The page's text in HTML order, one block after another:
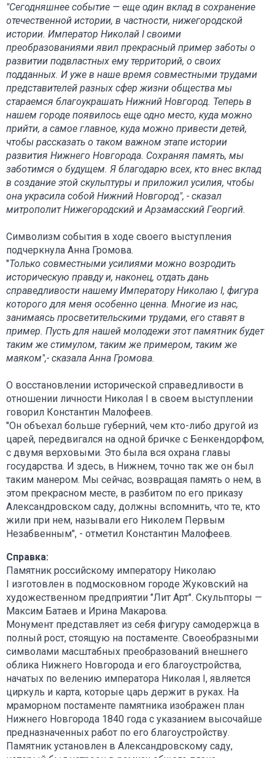
"Сегодняшнее событие — еще один вклад в сохранение
отечественной истории, в частности, нижегородской
истории. Император Николай I своими
преобразованиями явил прекрасный пример заботы о
развитии подвластных ему территорий, о своих
подданных. И уже в наше время совместными трудами
представителей разных сфер жизни общества мы
стараемся благоукрашать Нижний Новгород. Теперь в
нашем городе появилось еще одно место, куда можно
прийти, а самое главное, куда можно привести детей,
чтобы рассказать о таком важном этапе истории
развития Нижнего Новгорода. Сохраняя память, мы
заботимся о будущем. Я благодарю всех, кто внес вклад
в создание этой скульптуры и приложил усилия, чтобы
она украсила собой Нижний Новгород", - сказал
митрополит Нижегородский и Арзамасский Георгий.
Символизм события в ходе своего выступления
подчеркнула Анна Громова.
"Только совместными усилиями можно возродить
историческую правду и, наконец, отдать дань
справедливости нашему Императору Николаю I, фигура
которого для меня особенно ценна. Многие из нас,
занимаясь просветительскими трудами, его ставят в
пример. Пусть для нашей молодежи этот памятник будет
таким же стимулом, таким же примером, таким же
маяком",- сказала Анна Громова.
О восстановлении исторической справедливости в
отношении личности Николая I в своем выступлении
говорил Константин Малофеев.
"Он объехал больше губерний, чем кто-либо другой из
царей, передвигался на одной бричке с Бенкендорфом,
с двумя верховыми. Это была вся охрана главы
государства. И здесь, в Нижнем, точно так же он был
таким манером. Мы сейчас, возвращая память о нем, в
этом прекрасном месте, в разбитом по его приказу
Александровском саду, должны вспомнить, что те, кто
жили при нем, называли его Николем Первым
Незабвенным", - отметил Константин Малофеев.
Справка:
Памятник российскому императору Николаю
I изготовлен в подмосковном городе Жуковский на
художественном предприятии "Лит Арт". Скульпторы —
Максим Батаев и Ирина Макарова.
Монумент представляет из себя фигуру самодержца в
полный рост, стоящую на постаменте. Своеобразными
символами масштабных преобразований внешнего
облика Нижнего Новгорода и его благоустройства,
начатых по велению императора Николая I, является
циркуль и карта, которые царь держит в руках. На
мраморном постаменте памятника изображен план
Нижнего Новгорода 1840 года с указанием высочайше
предназначенных работ по его благоустройству.
Памятник установлен в Александровскому саду,